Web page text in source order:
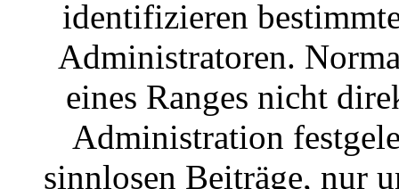
identifizieren
Administratoren.
eines Ranges nicht
Administration
sinnlosen Beiträge, nur